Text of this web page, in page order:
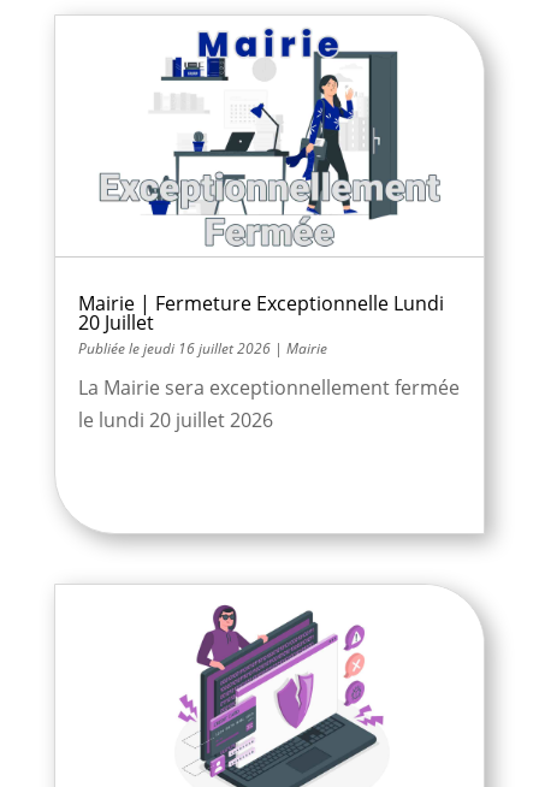
Mairie | Fermeture Exceptionnelle Lundi
20 Juillet
jeudi 16 juillet 2026| Mairie
La Mairie sera exceptionnellement fermée
le lundi 20 juillet 2026